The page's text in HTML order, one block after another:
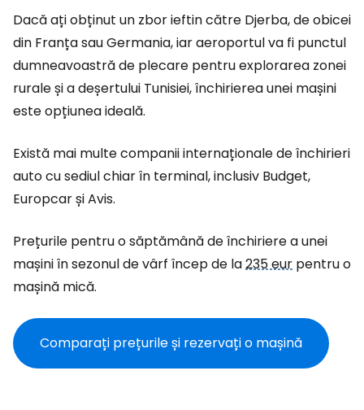
Dacă ați obținut un zbor ieftin către Djerba, de obicei
din Franța sau Germania, iar aeroportul va fi punctul
dumneavoastră de plecare pentru explorarea zonei
rurale și a deșertului Tunisiei, închirierea unei mașini
este opțiunea ideală.
Există mai multe companii internaționale de închirieri
auto cu sediul chiar în terminal, inclusiv Budget,
Europcar și Avis.
Prețurile pentru o săptămână de închiriere a unei
mașini în sezonul de vârf încep de la235 eur pentru o
mașină mică.
Comparați prețurile și rezervați o mașină